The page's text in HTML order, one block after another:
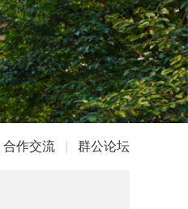
合作交流 群公论坛